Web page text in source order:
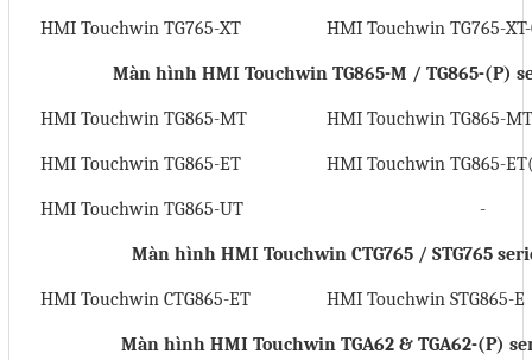
HMI Touchwin TG765-XT HMI Touchwin TG765-XT-
Màn hình HMI Touchwin TG865-M / TG865-(P)
HMI Touchwin TG865-MT HMI Touchwin TG865-
HMI Touchwin TG865-ET HMI Touchwin TG865-
HMI Touchwin TG865-UT -
Màn hình HMI Touchwin CTG765 / STG765
HMI Touchwin CTG865-ET HMI Touchwin STG865-E
Màn hình HMI Touchwin TGA62 & TGA62-(P)